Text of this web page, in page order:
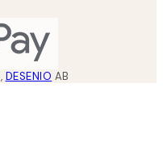
, DESENIO AB